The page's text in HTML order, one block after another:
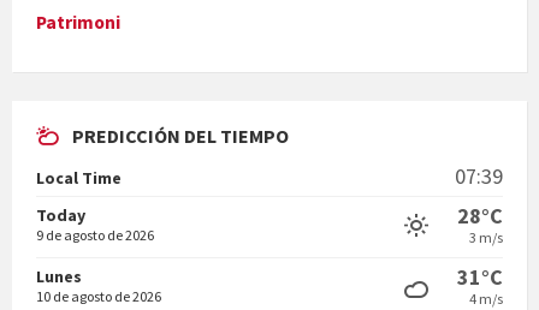
En Bum
Patrimoni
PREDICCIÓN DEL TIEMPO
Local Time 07:39
Today
9 de agosto de 2026
28°C
3 m/s
Lunes
10 de agosto de 2026
31°C
4 m/s